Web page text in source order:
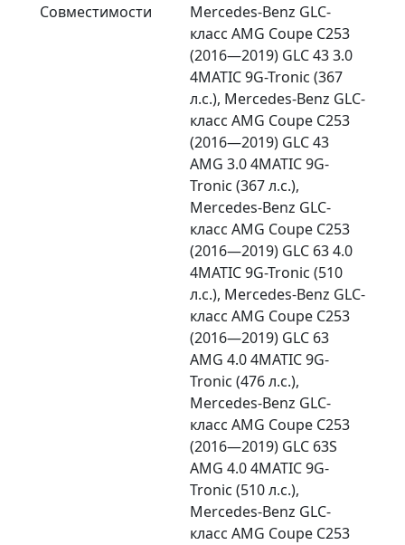
Совместимости
Mercedes-Benz GLC-
класс AMG Coupe C253
(2016—2019) GLC 43 3.0
4MATIC 9G-Tronic (367
л.с.), Mercedes-Benz GLC-
класс AMG Coupe C253
(2016—2019) GLC 43
AMG 3.0 4MATIC 9G-
Tronic (367 л.с.),
Mercedes-Benz GLC-
класс AMG Coupe C253
(2016—2019) GLC 63 4.0
4MATIC 9G-Tronic (510
л.с.), Mercedes-Benz GLC-
класс AMG Coupe C253
(2016—2019) GLC 63
AMG 4.0 4MATIC 9G-
Tronic (476 л.с.),
Mercedes-Benz GLC-
класс AMG Coupe C253
(2016—2019) GLC 63S
AMG 4.0 4MATIC 9G-
Tronic (510 л.с.),
Mercedes-Benz GLC-
класс AMG Coupe C253